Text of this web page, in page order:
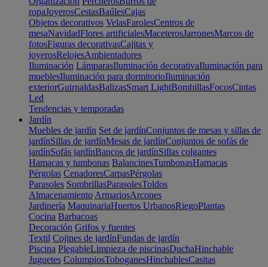
ropaJoyerosCestasBaúlesCajas
Objetos decorativos VelasFarolesCentros de
mesaNavidadFlores artificialesMaceterosJarronesMarcos de
fotosFiguras decorativasCajitas y
joyerosRelojesAmbientadores
Iluminación LámparasIluminación decorativaIluminación para
mueblesIluminación para dormitorioIluminación
exteriorGuirnaldasBalizasSmart LightBombillasFocosCintas
Led
Tendencias y temporadas
Jardín
Muebles de jardín Set de jardínConjuntos de mesas y sillas de
jardínSillas de jardínMesas de jardínConjuntos de sofás de
jardínSofás jardínBancos de jardínSillas colgantes
Hamacas y tumbonas BalancinesTumbonasHamacas
Pérgolas CenadoresCarpasPérgolas
Parasoles SombrillasParasolesToldos
Almacenamiento ArmariosArcones
Jardinería MaquinariaHuertos UrbanosRiegoPlantas
Cocina Barbacoas
Decoración Grifos y fuentes
Textil Cojines de jardínFundas de jardín
Piscina PlegableLimpieza de piscinasDuchaHinchable
Juguetes ColumpiosToboganesHinchablesCasitas